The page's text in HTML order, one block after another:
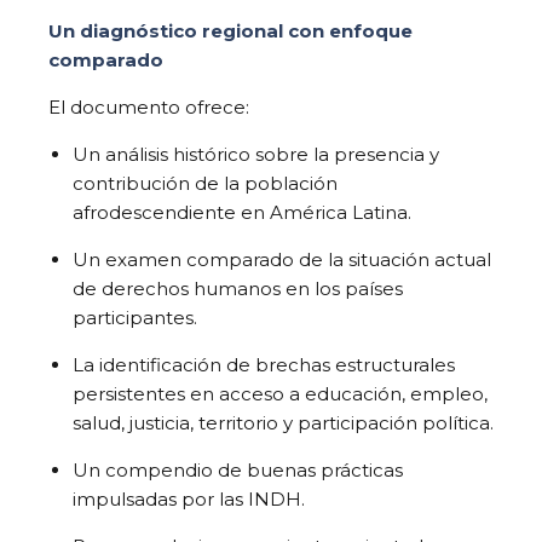
Un diagnóstico regional con enfoque
comparado
El documento ofrece:
Un análisis histórico sobre la presencia y
contribución de la población
afrodescendiente en América Latina.
Un examen comparado de la situación actual
de derechos humanos en los países
participantes.
La identificación de brechas estructurales
persistentes en acceso a educación, empleo,
salud, justicia, territorio y participación política.
Un compendio de buenas prácticas
impulsadas por las INDH.